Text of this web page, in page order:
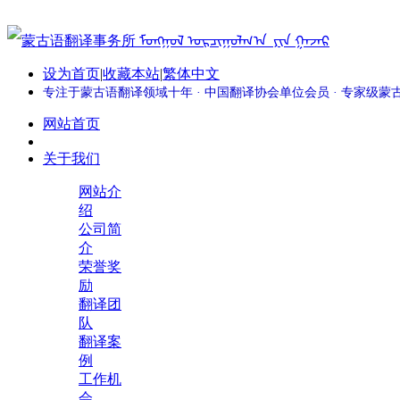
设为首页|收藏本站|繁体中文
专注于蒙古语翻译领域十年 · 中国翻译协会单位会员 · 专家级蒙
网站首页
关于我们
网站介
绍
公司简
介
荣誉奖
励
翻译团
队
翻译案
例
工作机